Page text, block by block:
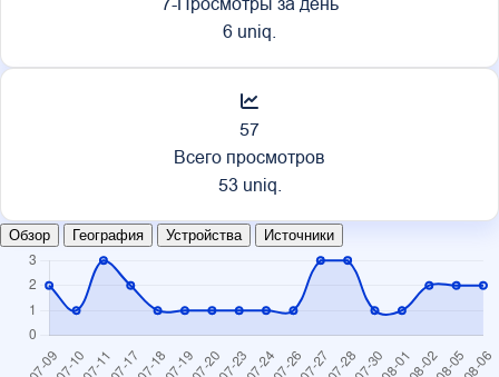
6 uniq.
57
Всего просмотров
53 uniq.
Обзор География Устройства Источники